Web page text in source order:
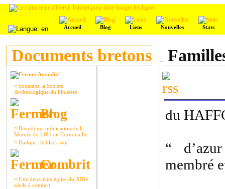
Accueil Blog Liens Nouvelles Stats
Documents bretons
Actualité
¤ Soutenez la Société
Archéologique du Finistère
Blog
¤ Bientôt ma publication de la
Montre de 1481 en Cornouaille
¤ Hadopi : le black-out
Combrit
¤ Une deuxième église du XIIIe
siècle à combrit
du
“
membré